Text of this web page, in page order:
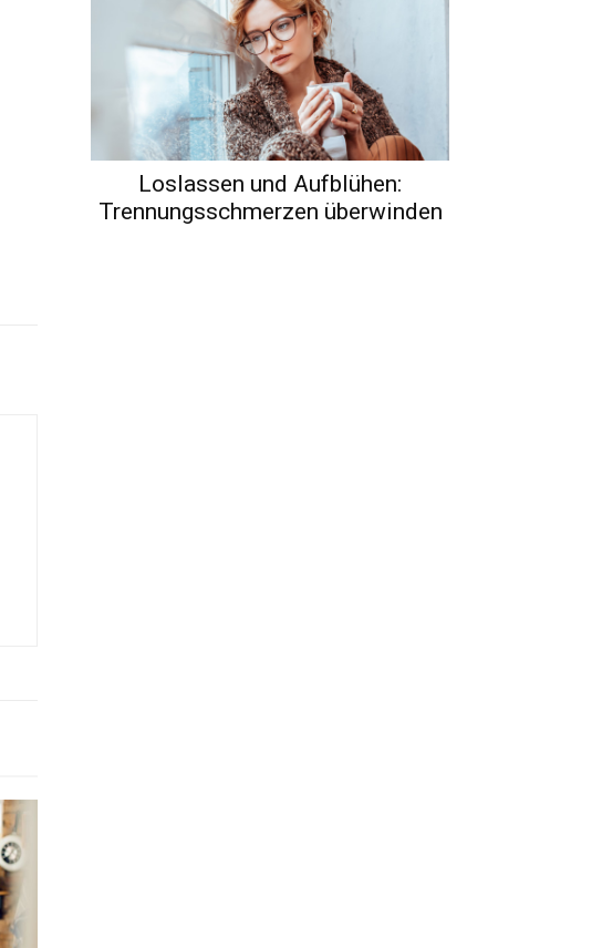
Loslassen und Aufblühen:
Trennungsschmerzen überwinden